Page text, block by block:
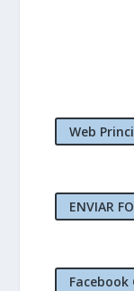
Web
ENVIAR
Facebook